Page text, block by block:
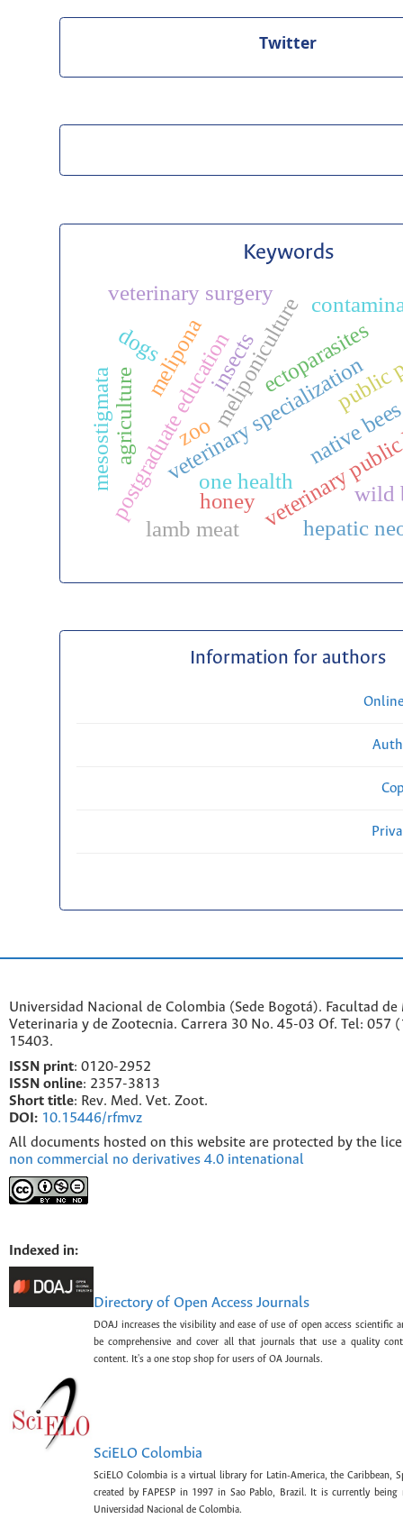
Twitter
Keywords
veterinary specialization
postgraduate educationone healthveterinary
native
agriculture meliponiculture
hepatic
veterinary surgery
wild
ectoparasites
mesostigmata zoo
honey
meliponainsects
lamb meat
dogs
Information for authors
Universidad Nacional de Colombia (Sede Bogotá). Facultad de
Veterinaria y de Zootecnia. Carrera 30 No. 45-03 Of. Tel: 057
15403.
ISSN print: 0120-2952
SSN online: 2357-3813
Short title: Rev. Med. Vet. Zoot.
DOI: 10.15446/rfmvz
All documents hosted on this website are protected by the
non commercial no derivatives 4.0 intenational
Indexed in:
Directory of Open Access Journals
DOAJ increases the visibility and ease of use of open access scientific
be comprehensive and cover all that journals that use a quality
content. It's a one stop shop for users of OA Journals.
SciELO Colombia
SciELO Colombia is a virtual library for Latin-America, the Caribbean,
created by FAPESP in 1997 in Sao Pablo, Brazil. It is currently being
Universidad Nacional de Colombia.